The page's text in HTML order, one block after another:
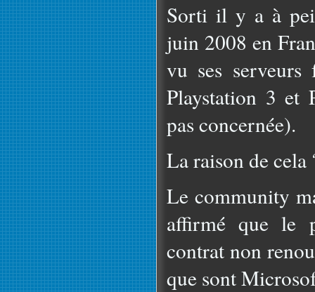
Sorti il y a à
juin 2008 en
vu ses serveurs
Playstation 3 et
pas concernée).
La raison de
Le community
affirmé que le
contrat non
que sont